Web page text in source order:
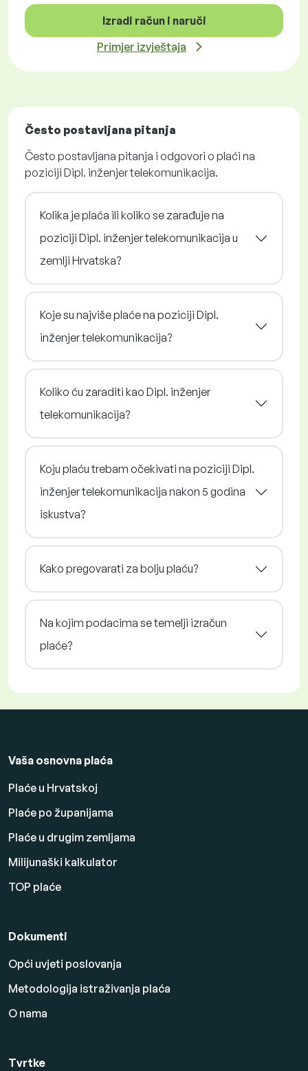
Izradi račun i naruči
Primjer izvještaja
Često postavljana pitanja
Često postavljana pitanja i odgovori o plaći na
poziciji Dipl. inženjer telekomunikacija.
Kolika je plaća ili koliko se zarađuje na
poziciji Dipl. inženjer telekomunikacija u
zemlji Hrvatska?
Koje su najviše plaće na poziciji Dipl.
inženjer telekomunikacija?
Koliko ću zaraditi kao Dipl. inženjer
telekomunikacija?
Koju plaću trebam očekivati na poziciji Dipl.
inženjer telekomunikacija nakon 5 godina
iskustva?
Kako pregovarati za bolju plaću?
Na kojim podacima se temelji izračun
plaće?
Vaša osnovna plaća
Plaće u Hrvatskoj
Plaće po županijama
Plaće u drugim zemljama
Milijunaški kalkulator
TOP plaće
Dokumenti
Opći uvjeti poslovanja
Metodologija istraživanja plaća
O nama
Tvrtke